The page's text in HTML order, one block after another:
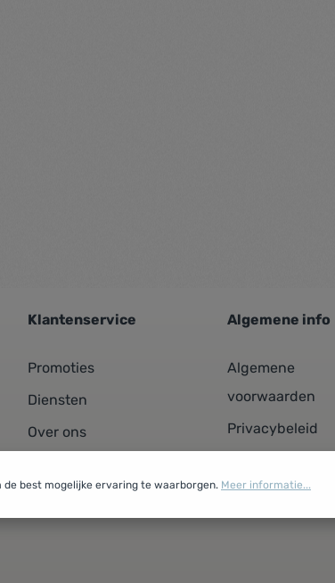
Klantenservice
Promoties
Diensten
Over ons
Algemene info
Algemene
voorwaarden
Privacybeleid
best mogelijke ervaring te waarborgen. Meer informatie...